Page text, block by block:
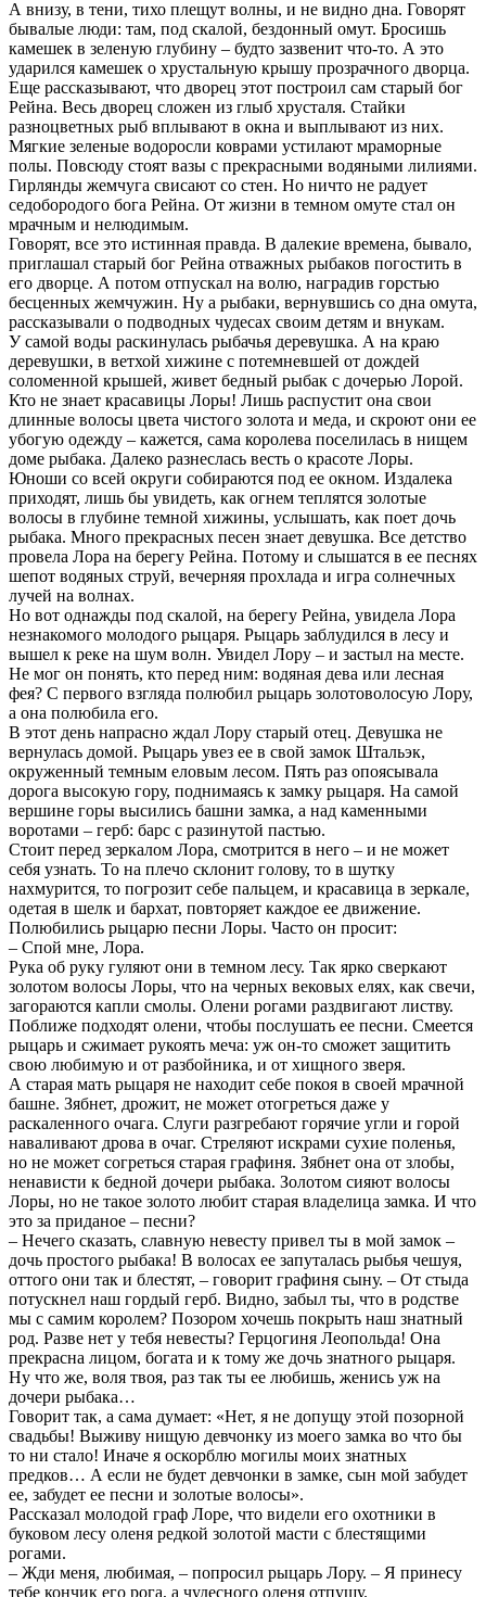
А внизу, в тени, тихо плещут волны, и не видно дна. Говорят
бывалые люди: там, под скалой, бездонный омут. Бросишь
камешек в зеленую глубину – будто зазвенит что-то. А это
ударился камешек о хрустальную крышу прозрачного дворца.
Еще рассказывают, что дворец этот построил сам старый бог
Рейна. Весь дворец сложен из глыб хрусталя. Стайки
разноцветных рыб вплывают в окна и выплывают из них.
Мягкие зеленые водоросли коврами устилают мраморные
полы. Повсюду стоят вазы с прекрасными водяными лилиями.
Гирлянды жемчуга свисают со стен. Но ничто не радует
седобородого бога Рейна. От жизни в темном омуте стал он
мрачным и нелюдимым.
Говорят, все это истинная правда. В далекие времена, бывало,
приглашал старый бог Рейна отважных рыбаков погостить в
его дворце. А потом отпускал на волю, наградив горстью
бесценных жемчужин. Ну а рыбаки, вернувшись со дна омута,
рассказывали о подводных чудесах своим детям и внукам.
У самой воды раскинулась рыбачья деревушка. А на краю
деревушки, в ветхой хижине с потемневшей от дождей
соломенной крышей, живет бедный рыбак с дочерью Лорой.
Кто не знает красавицы Лоры! Лишь распустит она свои
длинные волосы цвета чистого золота и меда, и скроют они ее
убогую одежду – кажется, сама королева поселилась в нищем
доме рыбака. Далеко разнеслась весть о красоте Лоры.
Юноши со всей округи собираются под ее окном. Издалека
приходят, лишь бы увидеть, как огнем теплятся золотые
волосы в глубине темной хижины, услышать, как поет дочь
рыбака. Много прекрасных песен знает девушка. Все детство
провела Лора на берегу Рейна. Потому и слышатся в ее песнях
шепот водяных струй, вечерняя прохлада и игра солнечных
лучей на волнах.
Но вот однажды под скалой, на берегу Рейна, увидела Лора
незнакомого молодого рыцаря. Рыцарь заблудился в лесу и
вышел к реке на шум волн. Увидел Лору – и застыл на месте.
Не мог он понять, кто перед ним: водяная дева или лесная
фея? С первого взгляда полюбил рыцарь золотоволосую Лору,
а она полюбила его.
В этот день напрасно ждал Лору старый отец. Девушка не
вернулась домой. Рыцарь увез ее в свой замок Штальэк,
окруженный темным еловым лесом. Пять раз опоясывала
дорога высокую гору, поднимаясь к замку рыцаря. На самой
вершине горы высились башни замка, а над каменными
воротами – герб: барс с разинутой пастью.
Стоит перед зеркалом Лора, смотрится в него – и не может
себя узнать. То на плечо склонит голову, то в шутку
нахмурится, то погрозит себе пальцем, и красавица в зеркале,
одетая в шелк и бархат, повторяет каждое ее движение.
Полюбились рыцарю песни Лоры. Часто он просит:
– Спой мне, Лора.
Рука об руку гуляют они в темном лесу. Так ярко сверкают
золотом волосы Лоры, что на черных вековых елях, как свечи,
загораются капли смолы. Олени рогами раздвигают листву.
Поближе подходят олени, чтобы послушать ее песни. Смеется
рыцарь и сжимает рукоять меча: уж он-то сможет защитить
свою любимую и от разбойника, и от хищного зверя.
А старая мать рыцаря не находит себе покоя в своей мрачной
башне. Зябнет, дрожит, не может отогреться даже у
раскаленного очага. Слуги разгребают горячие угли и горой
наваливают дрова в очаг. Стреляют искрами сухие поленья,
но не может согреться старая графиня. Зябнет она от злобы,
ненависти к бедной дочери рыбака. Золотом сияют волосы
Лоры, но не такое золото любит старая владелица замка. И что
это за приданое – песни?
– Нечего сказать, славную невесту привел ты в мой замок –
дочь простого рыбака! В волосах ее запуталась рыбья чешуя,
оттого они так и блестят, – говорит графиня сыну. – От стыда
потускнел наш гордый герб. Видно, забыл ты, что в родстве
мы с самим королем? Позором хочешь покрыть наш знатный
род. Разве нет у тебя невесты? Герцогиня Леопольда! Она
прекрасна лицом, богата и к тому же дочь знатного рыцаря.
Ну что же, воля твоя, раз так ты ее любишь, женись уж на
дочери рыбака…
Говорит так, а сама думает: «Нет, я не допущу этой позорной
свадьбы! Выживу нищую девчонку из моего замка во что бы
то ни стало! Иначе я оскорблю могилы моих знатных
предков… А если не будет девчонки в замке, сын мой забудет
ее, забудет ее песни и золотые волосы».
Рассказал молодой граф Лоре, что видели его охотники в
буковом лесу оленя редкой золотой масти с блестящими
рогами.
– Жди меня, любимая, – попросил рыцарь Лору. – Я принесу
тебе кончик его рога, а чудесного оленя отпущу.